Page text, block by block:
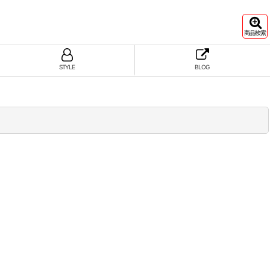
商品検索
STYLE BLOG